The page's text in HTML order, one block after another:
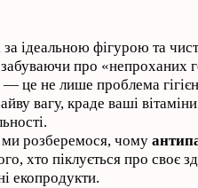
за ідеальною фігурою та
забуваючи про «непроханих
це не лише проблема
вагу, краде ваші
ми розберемося, чому
хто піклується про своє
екопродукти.